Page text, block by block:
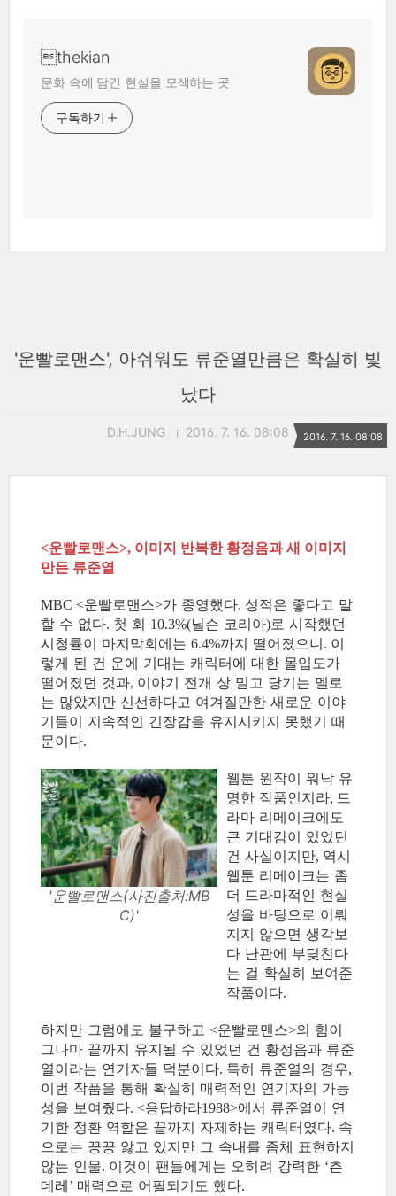
thekian
문화 속에 담긴 현실을 모색하는 곳
구독하기
'운빨로맨스', 아쉬워도 류준열만큼은 확실히 빛
났다
D.H.JUNG 2016. 7. 16. 08:08 2016. 7. 16. 08:08
<운빨로맨스>, 이미지 반복한 황정음과 새 이미지
만든 류준열
MBC <운빨로맨스>가 종영했다. 성적은 좋다고 말
할 수 없다. 첫 회 10.3%(닐슨 코리아)로 시작했던
시청률이 마지막회에는 6.4%까지 떨어졌으니. 이
렇게 된 건 운에 기대는 캐릭터에 대한 몰입도가
떨어졌던 것과, 이야기 전개 상 밀고 당기는 멜로
는 많았지만 신선하다고 여겨질만한 새로운 이야
기들이 지속적인 긴장감을 유지시키지 못했기 때
문이다.
'운빨로맨스(사진출처:MB
C)'
웹툰 원작이 워낙 유
명한 작품인지라, 드
라마 리메이크에도
큰 기대감이 있었던
건 사실이지만, 역시
웹툰 리메이크는 좀
더 드라마적인 현실
성을 바탕으로 이뤄
지지 않으면 생각보
다 난관에 부딪친다
는 걸 확실히 보여준
작품이다.
하지만 그럼에도 불구하고 <운빨로맨스>의 힘이
그나마 끝까지 유지될 수 있었던 건 황정음과 류준
열이라는 연기자들 덕분이다. 특히 류준열의 경우,
이번 작품을 통해 확실히 매력적인 연기자의 가능
성을 보여줬다. <응답하라1988>에서 류준열이 연
기한 정환 역할은 끝까지 자제하는 캐릭터였다. 속
으로는 끙끙 앓고 있지만 그 속내를 좀체 표현하지
않는 인물. 이것이 팬들에게는 오히려 강력한 ‘츤
데레’ 매력으로 어필되기도 했다.